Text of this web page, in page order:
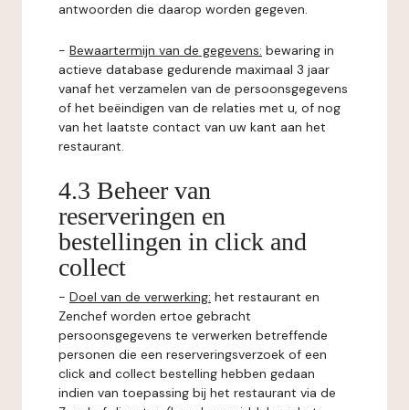
antwoorden die daarop worden gegeven.
- Bewaartermijn van de gegevens: bewaring in
actieve database gedurende maximaal 3 jaar
vanaf het verzamelen van de persoonsgegevens
of het beëindigen van de relaties met u, of nog
van het laatste contact van uw kant aan het
restaurant.
4.3 Beheer van
reserveringen en
bestellingen in click and
collect
- Doel van de verwerking: het restaurant en
Zenchef worden ertoe gebracht
persoonsgegevens te verwerken betreffende
personen die een reserveringsverzoek of een
click and collect bestelling hebben gedaan
indien van toepassing bij het restaurant via de